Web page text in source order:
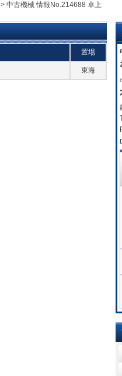
> 中古機械 情報No.214688 卓上
置場
東海